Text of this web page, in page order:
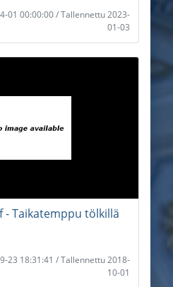
01 00:00:00 / Tallennettu 2023-
01-03
- Taikatemppu tölkillä
23 18:31:41 / Tallennettu 2018-
10-01